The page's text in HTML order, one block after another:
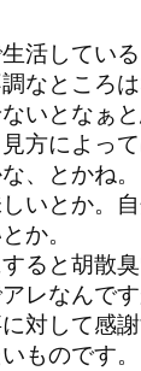
活してい
なところ
いとなぁ
方によっ
、とかね。
いとか。
か。
ると胡散
レなんで
対して感
ものです。